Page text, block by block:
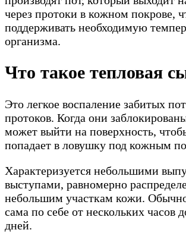
через протоки в кожном покрове,
поддерживать необходимую
организма.
Что такое тепловая
Это легкое воспаление забитых
протоков. Когда они
может выйти на поверхность,
попадает в ловушку под кожным
Характеризуется небольшими
выступами, равномерно
небольшим участкам кожи.
сама по себе от нескольких часов
дней.